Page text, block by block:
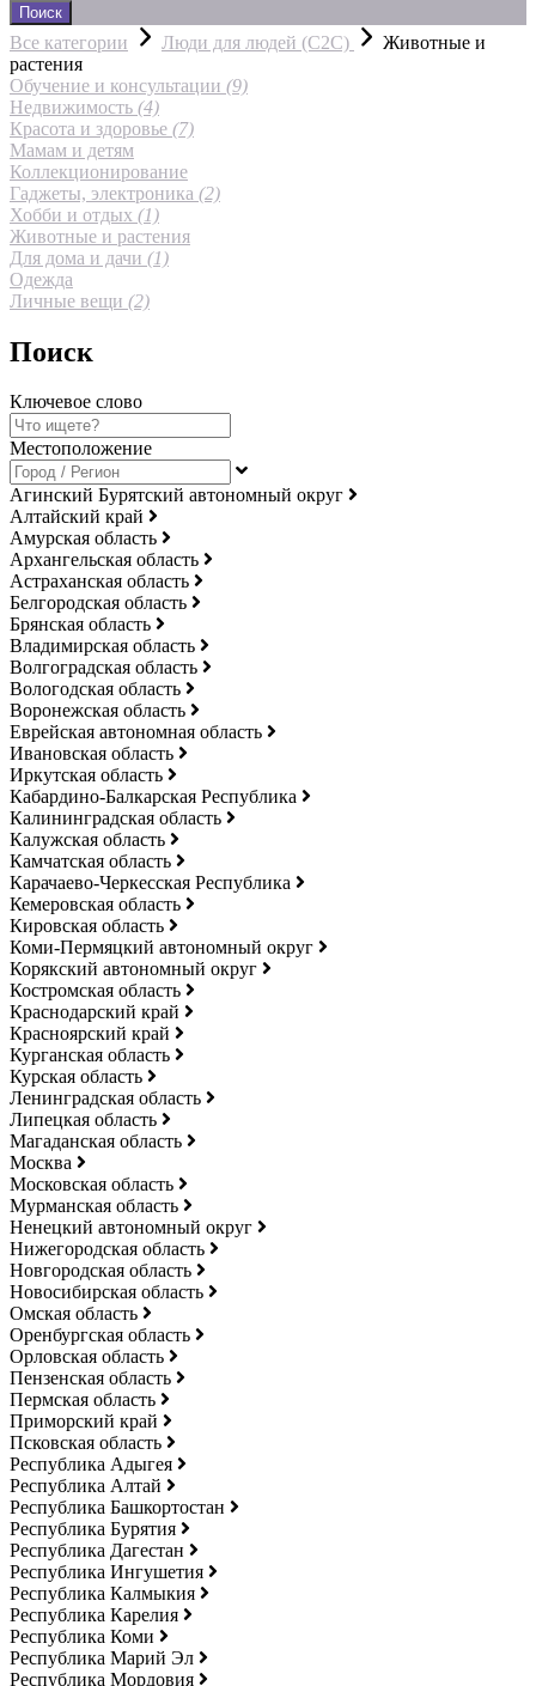
Поиск
Все категории Люди для людей (С2С)
Животные и
растения
Обучение и консультации (9)
Недвижимость (4)
Красота и здоровье (7)
Мамам и детям
Коллекционирование
Гаджеты, электроника (2)
Хобби и отдых (1)
Животные и растения
Для дома и дачи (1)
Одежда
Личные вещи (2)
Поиск
Ключевое слово
Местоположение
Агинский Бурятский автономный округ
Алтайский край
Амурская область
Архангельская область
Астраханская область
Белгородская область
Брянская область
Владимирская область
Волгоградская область
Вологодская область
Воронежская область
Еврейская автономная область
Ивановская область
Иркутская область
Кабардино-Балкарская Республика
Калининградская область
Калужская область
Камчатская область
Карачаево-Черкесская Республика
Кемеровская область
Кировская область
Коми-Пермяцкий автономный округ
Корякский автономный округ
Костромская область
Краснодарский край
Красноярский край
Курганская область
Курская область
Ленинградская область
Липецкая область
Магаданская область
Москва
Московская область
Мурманская область
Ненецкий автономный округ
Нижегородская область
Новгородская область
Новосибирская область
Омская область
Оренбургская область
Орловская область
Пензенская область
Пермская область
Приморский край
Псковская область
Республика Адыгея
Республика Алтай
Республика Башкортостан
Республика Бурятия
Республика Дагестан
Республика Ингушетия
Республика Калмыкия
Республика Карелия
Республика Коми
Республика Марий Эл
Республика Мордовия